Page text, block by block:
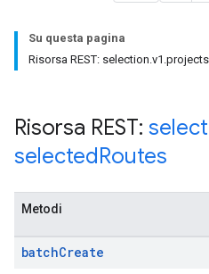
Su questa pagina
Risorsa REST:
Risorsa REST:
selectedRoutes
Metodi
batchCreate